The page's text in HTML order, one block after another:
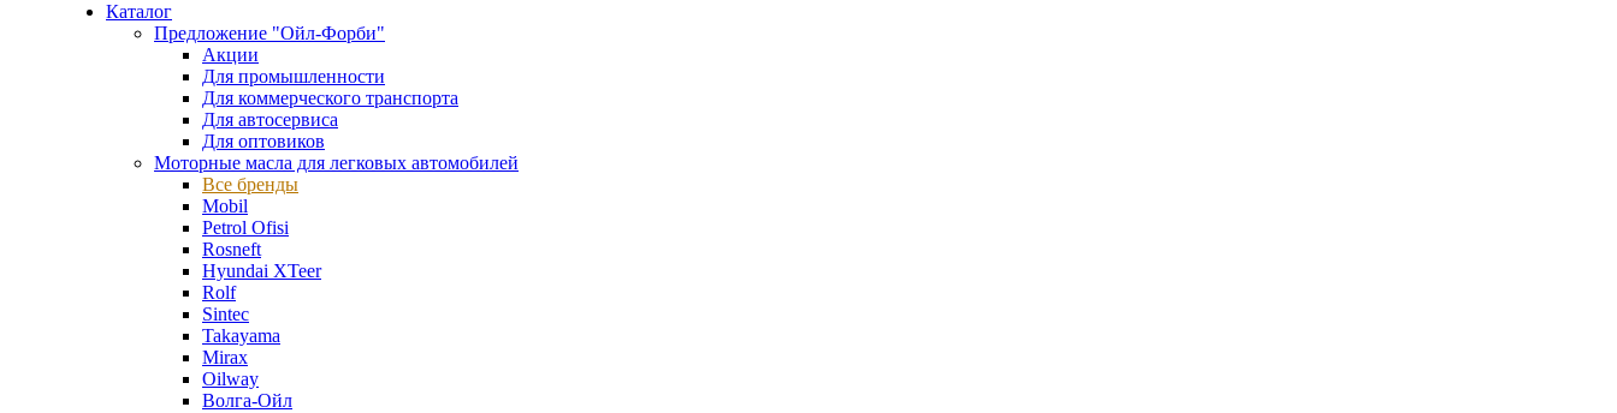
Каталог
Предложение "Ойл-Форби"
Акции
Для промышленности
Для коммерческого транспорта
Для автосервиса
Для оптовиков
Моторные масла для легковых автомобилей
Все бренды
Mobil
Petrol Ofisi
Rosneft
Hyundai XTeer
Rolf
Sintec
Takayama
Mirax
Oilway
Волга-Ойл